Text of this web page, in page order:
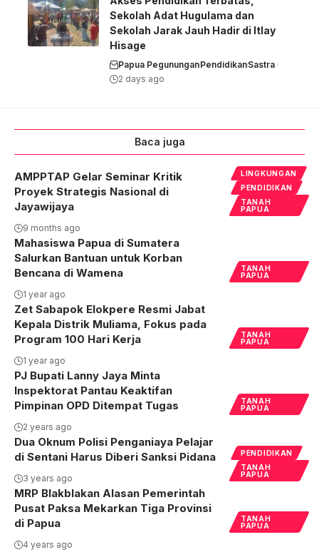
Sekolah Adat Hugulama dan
Sekolah Jarak Jauh Hadir di Itlay
Hisage
Papua PegununganPendidikanSastra
2 days ago
Baca juga
LINGKUNGAN
PENDIDIKAN
TANAH
PAPUA
AMPPTAP Gelar Seminar Kritik
Proyek Strategis Nasional di
Jayawijaya
9 months ago
TANAH
PAPUA
Mahasiswa Papua di Sumatera
Salurkan Bantuan untuk Korban
Bencana di Wamena
1 year ago
TANAH
PAPUA
Zet Sabapok Elokpere Resmi Jabat
Kepala Distrik Muliama, Fokus pada
Program 100 Hari Kerja
1 year ago
TANAH
PAPUA
PJ Bupati Lanny Jaya Minta
Inspektorat Pantau Keaktifan
Pimpinan OPD Ditempat Tugas
2 years ago
PENDIDIKAN
TANAH
PAPUA
Dua Oknum Polisi Penganiaya Pelajar
di Sentani Harus Diberi Sanksi Pidana
3 years ago
TANAH
PAPUA
MRP Blakblakan Alasan Pemerintah
Pusat Paksa Mekarkan Tiga Provinsi
di Papua
4 years ago